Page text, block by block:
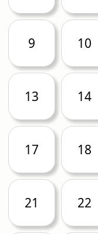
9 10
13 14
17 18
21 22